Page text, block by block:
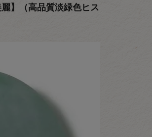
】（高品質淡緑色ヒス